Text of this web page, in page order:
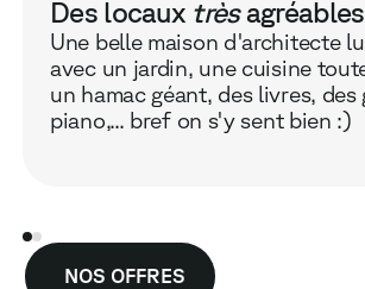
Des locaux trèsagréables
Une belle maison d'architecte
avec un jardin, une cuisine
un hamac géant, des livres, des
piano,... bref on s'y sent bien :)
NOS OFFRES